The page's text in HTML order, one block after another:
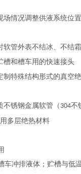
场情况调整供液系统位
管外表不结冰、不结霜
槽和槽车用的快速接头
制特殊结构形式的真空
不锈钢金属软管（304不
多层绝热材料
车冲排液体；贮槽与低